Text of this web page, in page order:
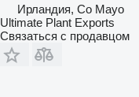
Ирландия, Co Mayo
Ultimate Plant Exports
Связаться с продавцом